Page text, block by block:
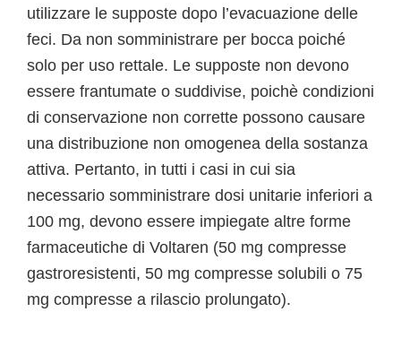
utilizzare le supposte dopo l’evacuazione delle
feci. Da non somministrare per bocca poiché
solo per uso rettale. Le supposte non devono
essere frantumate o suddivise, poichè condizioni
di conservazione non corrette possono causare
una distribuzione non omogenea della sostanza
attiva. Pertanto, in tutti i casi in cui sia
necessario somministrare dosi unitarie inferiori a
100 mg, devono essere impiegate altre forme
farmaceutiche di Voltaren (50 mg compresse
gastroresistenti, 50 mg compresse solubili o 75
mg compresse a rilascio prolungato).